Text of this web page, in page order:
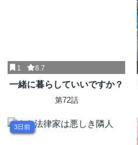
1 8.7
一緒に暮らしていいですか？
第72話
3日前